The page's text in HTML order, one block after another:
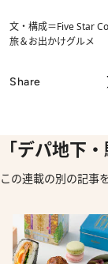
文・構成＝Five Star
旅＆お出かけグルメ
Share
「デパ地下
この連載の別の記事